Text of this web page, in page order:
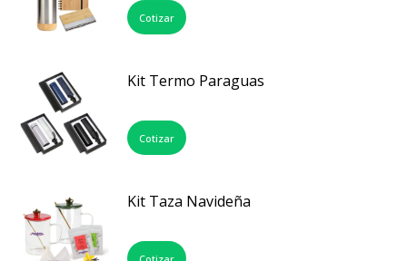
Cotizar
Kit Termo Paraguas
Cotizar
Kit Taza Navideña
Cotizar